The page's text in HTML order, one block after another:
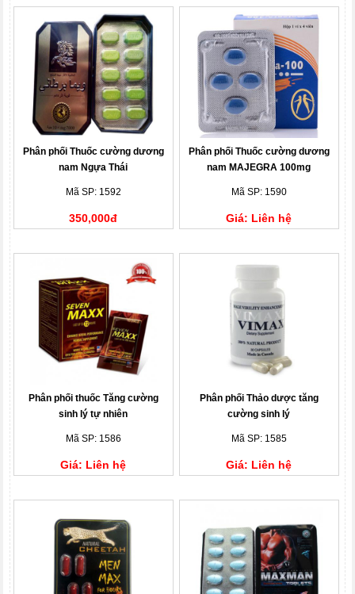
Phân phối Thuốc cường dương
nam Ngựa Thái
Mã SP: 1592
350,000đ
Phân phối Thuốc cường dương
nam MAJEGRA 100mg
Mã SP: 1590
Giá: Liên hệ
Phân phối thuốc Tăng cường
sinh lý tự nhiên
Mã SP: 1586
Giá: Liên hệ
Phân phối Thảo dược tăng
cường sinh lý
Mã SP: 1585
Giá: Liên hệ